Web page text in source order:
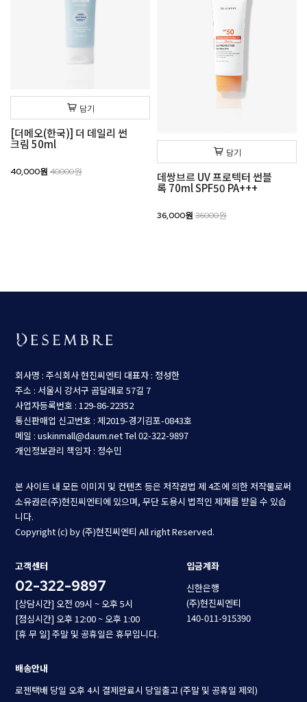
담기
[더메오(한국)] 더 데일리 썬
크림 50ml
40,000원 40000원
담기
데쌍브르 UV 프로텍터 썬블
록 70ml SPF50 PA+++
36,000원 36000원
회사명 : 주식회사 현진씨엔티 대표자 : 정성한
주소 : 서울시 강서구 곰달래로 57길 7
사업자등록번호 : 129-86-22352
통신판매업 신고번호 : 제2019-경기김포-0843호
메일 : uskinmall@daum.netTel 02-322-9897
개인정보관리 책임자 : 정수민
본 사이트 내 모든 이미지 및 컨텐츠 등은 저작권법 제 4조에 의한 저작물로써
소유권은(주)현진씨엔티에 있으며, 무단 도용시 법적인 제재를 받을 수 있습
니다.
Copyright (c) by (주)현진씨엔티 All right Reserved.
고객센터
02-322-9897
[상담시간] 오전 09시 ~ 오후 5시
[점심시간] 오후 12:00 ~ 오후 1:00
[휴 무 일] 주말 및 공휴일은 휴무입니다.
입금계좌
신한은행
(주)현진씨엔티
140-011-915390
배송안내
로젠택배 당일 오후 4시 결제완료시 당일출고 (주말 및 공휴일 제외)